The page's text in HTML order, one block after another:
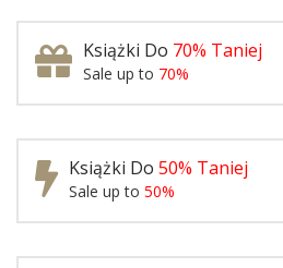
Książki Do 70% Taniej
Sale up to 70%
Książki Do 50% Taniej
Sale up to 50%